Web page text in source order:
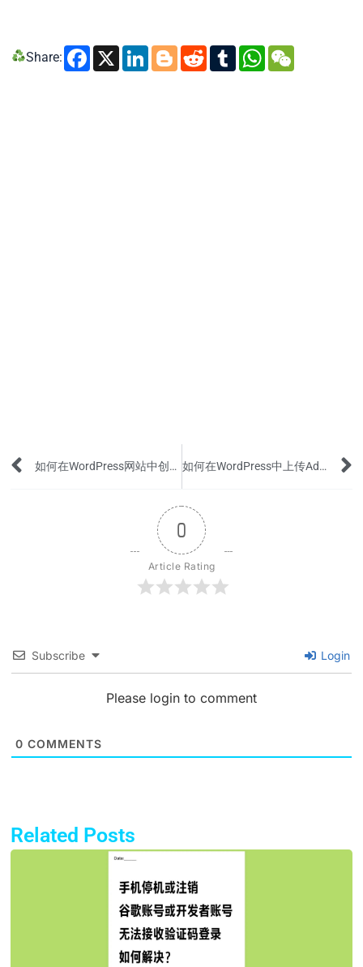
Share: Facebook
X LinkedIn
Blogger
Reddit
Tumblr
Prev 如何在WordPress网站中创建下载PDF文件按钮? 如何在WordPress中上传Ads.txt文件(用或不用插件)？
0
Article Rating
Subscribe Login
Please login to comment
0 COMMENTS
Related Posts
Page